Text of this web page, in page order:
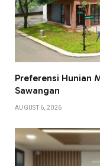
Preferensi Hunian
Sawangan
AUGUST 6, 2026